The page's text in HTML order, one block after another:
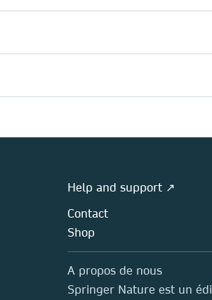
Help and support ↗
Contact
Shop
A propos de nous
Springer Nature est un